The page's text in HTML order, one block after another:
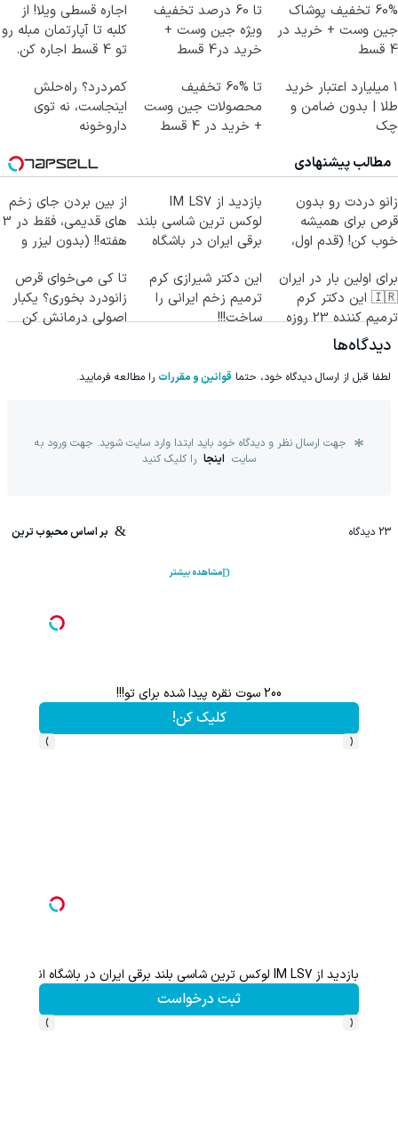
60% تخفیف پوشاک
جین وست + خرید در
4 قسط
تا 60 درصد تخفیف
ویژه جین وست +
خرید در4 قسط
اجاره‌ قسطی ویلا! از
کلبه تا آپارتمان مبله رو
تو 4 قسط اجاره کن.
۱ میلیارد اعتبار خرید
طلا | بدون ضامن و
چک
تا %60 تخفیف
محصولات جین وست
+ خرید در 4 قسط
کمردرد؟ راه‌حلش
اینجاست، نه توی
داروخونه
مطالب پیشنهادی
زانو دردت رو بدون
قرص برای همیشه
خوب کن! (قدم اول،
بازدید از IM LS7
لوکس ترین شاسی بلند
برقی ایران در باشگاه
از بین بردن جای زخم
های قدیمی، فقط در 3
هفته!! (بدون لیزر و
برای اولین بار در ایران
🇮🇷 این دکتر کرم
ترمیم کننده 23 روزه
ساخت!
این دکتر شیرازی کرم
ترمیم زخم ایرانی را
ساخت!!!
تا کی می‌خوای قرص
زانودرد بخوری؟ یکبار
اصولی درمانش کن
دیدگاه‌ها
لطفا قبل از ارسال دیدگاه خود، حتما قوانین و مقررات را مطالعه فرمایید.
جهت ارسال نظر و دیدگاه خود باید ابتدا وارد سایت شوید. جهت ورود به
سایت اینجا را کلیک کنید
23 دیدگاه بر اساس محبوب ترین
مشاهده بیشتر
سرمایه گذاری بدون ریسک با سود 38 درصد سالانه📈
کلیک کن!
‹
›
ثبت نام کن؛خرید کن؛نقره ببر
کلیک کن!
‹
›